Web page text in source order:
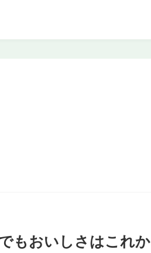
もおいしさはこれか